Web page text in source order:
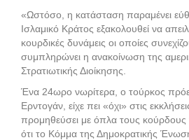
«Ωστόσο, η κατάσταση παραμένει
Ισλαμικό Κράτος εξακολουθεί να
κουρδικές δυνάμεις οι οποίες
συμπληρώνει η ανακοίνωση της
Στρατιωτικής Διοίκησης.
Ένα 24ωρο νωρίτερα, ο τούρκος
Ερντογάν, είχε πει «όχι» στις
προμηθεύσει με όπλα τους κούρδους
ότι το Κόμμα της Δημοκρατικής